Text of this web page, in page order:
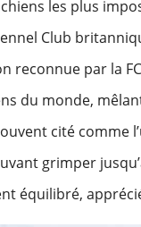
les plus
Club
reconnue par la
du monde,
cité comme
grimper
équilibré,